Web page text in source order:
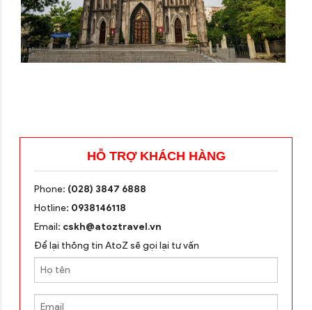
HỖ TRỢ KHÁCH HÀNG
Phone: (028) 3847 6888
Hotline: 0938146118
Email: cskh@atoztravel.vn
Để lại thông tin AtoZ sẽ gọi lại tư vấn